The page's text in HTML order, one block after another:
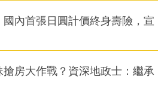
內首張日圓計價終身壽險，宣
房大作戰？資深地政士：繼承